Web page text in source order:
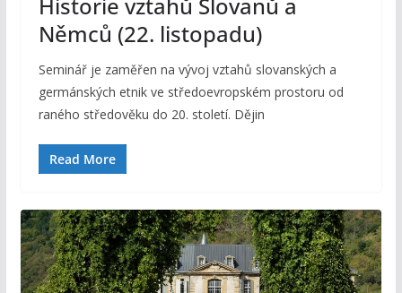
Němců (22. listopadu)
Seminář je zaměřen na vývoj vztahů slovanských a
germánských etnik ve středoevropském prostoru od
raného středověku do 20. století. Dějin
Read More